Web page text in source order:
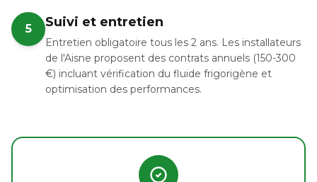
5 Suivi et entretien
Entretien obligatoire tous les 2 ans. Les installateurs
de l'Aisne proposent des contrats annuels (150-300
€) incluant vérification du fluide frigorigène et
optimisation des performances.